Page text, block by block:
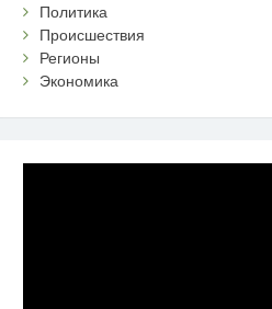
Политика
Происшествия
Регионы
Экономика